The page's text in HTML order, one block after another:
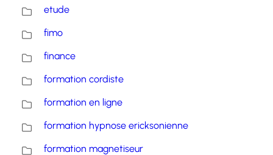
etude
fimo
finance
formation cordiste
formation en ligne
formation hypnose ericksonienne
formation magnetiseur